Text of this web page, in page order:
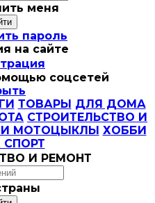
меня
пароль
на сайте
соцсетей
ТОВАРЫ ДЛЯ ДОМА
СТРОИТЕЛЬСТВО И
МОТОЦЫКЛЫ ХОББИ
И РЕМОНТ